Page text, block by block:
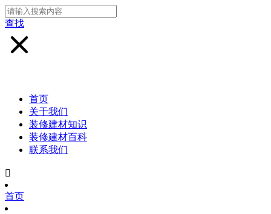
查找
首页
关于我们
装修建材知识
装修建材百科
联系我们

首页